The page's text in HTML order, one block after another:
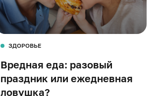
ЗДОРОВЬЕ
Вредная еда: разовый
праздник или ежедневная
ловушка?